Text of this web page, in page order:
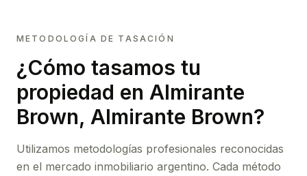
METODOLOGÍA DE TASACIÓN
¿Cómo tasamos tu
propiedad en Almirante
Brown, Almirante Brown?
Utilizamos metodologías profesionales reconocidas
en el mercado inmobiliario argentino. Cada método